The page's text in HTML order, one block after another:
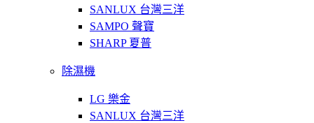
SANLUX 台灣三洋
SAMPO 聲寶
SHARP 夏普
除濕機
LG 樂金
SANLUX 台灣三洋